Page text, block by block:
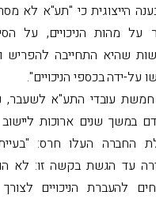
הייצוגית כי "תע"א לא
על מהות הניכויים, על
שהיא התחייבה להפריש
על-ידה בכספי הניכויים".
עובדי התע"א לשעבר,
במשך שנים ארוכות
החברה העלו חרס:
עד הגשת בקשה זו: לא
להעברת הניכויים